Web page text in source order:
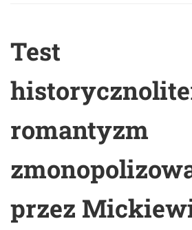
Test
romantyzm
przez